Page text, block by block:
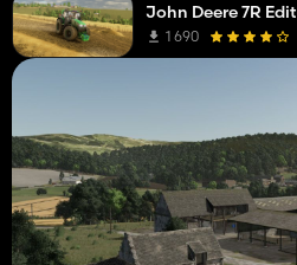
John Deere 7R Edit
1 690